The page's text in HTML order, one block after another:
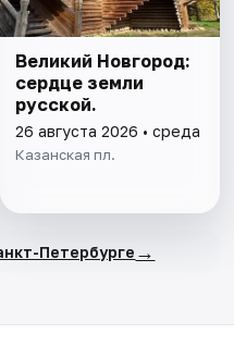
Великий Новгород:
сердце земли
русской.
26 августа 2026 • среда
Казанская пл.
Петербурге →